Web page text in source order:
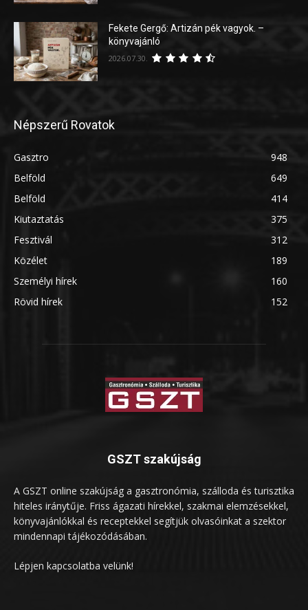
Fekete Gergő: Artizán pék vagyok. –
könyvajánló
2026.07.30.
Népszerű Rovatok
Gasztro
948
Belföld
649
Belföld
414
Kiutaztatás
375
Fesztivál
312
Közélet
189
Személyi hírek
160
Rövid hírek
152
GSZT szakújság
A GSZT online szakújság a gasztronómia, szálloda és turisztika
hiteles iránytűje. Friss ágazati hírekkel, szakmai elemzésekkel,
könyvajánlókkal és receptekkel segítjük olvasóinkat a szektor
mindennapi tájékozódásában.
Lépjen kapcsolatba velünk!